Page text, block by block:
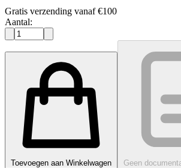
Gratis verzending vanaf €100
Aantal:
Toevoegen aan Winkelwagen Geen